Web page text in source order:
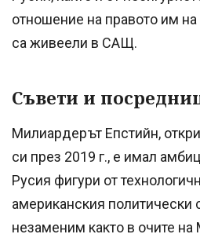
отношение на правото им на
са живеели в САЩ.
Съвети и
Милиардерът Епстийн,
си през 2019 г., е имал
Русия фигури от
американския политически
незаменим както в очите на